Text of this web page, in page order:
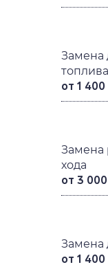
Замена
топлива
от 1 400
Замена
хода
от 3
Замена
от 1 400